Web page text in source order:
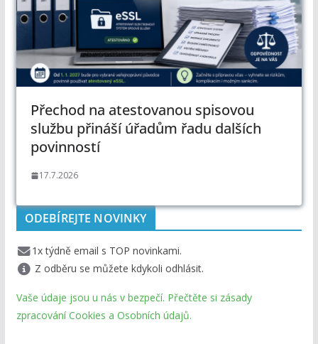
Přechod na atestovanou spisovou
službu přináší úřadům řadu dalších
povinností
17.7.2026
ODEBÍREJTE NOVINKY
1x týdně email s TOP novinkami.
Z odběru se můžete kdykoli odhlásit.
Vaše údaje jsou u nás v bezpečí. Přečtěte si zásady
zpracování Cookies a Osobních údajů.